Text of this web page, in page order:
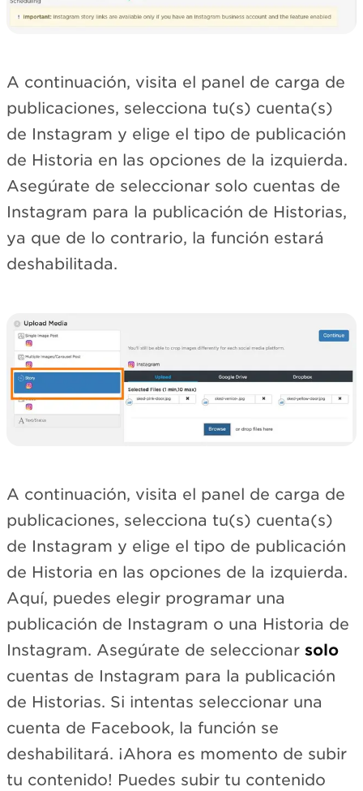
A continuación, visita el panel de carga de
publicaciones, selecciona tu(s) cuenta(s)
de Instagram y elige el tipo de publicación
de Historia en las opciones de la izquierda.
Asegúrate de seleccionar solo cuentas de
Instagram para la publicación de Historias,
ya que de lo contrario, la función estará
deshabilitada.
A continuación, visita el panel de carga de
publicaciones, selecciona tu(s) cuenta(s)
de Instagram y elige el tipo de publicación
de Historia en las opciones de la izquierda.
Aquí, puedes elegir programar una
publicación de Instagram o una Historia de
Instagram. Asegúrate de seleccionar solo
cuentas de Instagram para la publicación
de Historias. Si intentas seleccionar una
cuenta de Facebook, la función se
deshabilitará. ¡Ahora es momento de subir
tu contenido! Puedes subir tu contenido